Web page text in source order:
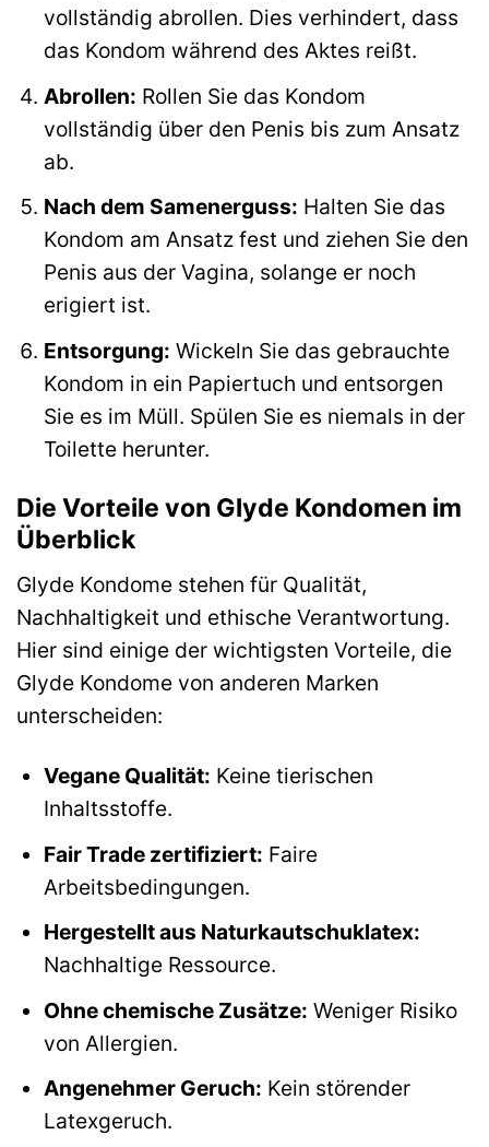
vollständig abrollen. Dies verhindert, dass
das Kondom während des Aktes reißt.
Abrollen: Rollen Sie das Kondom
vollständig über den Penis bis zum Ansatz
ab.
Nach dem Samenerguss: Halten Sie das
Kondom am Ansatz fest und ziehen Sie den
Penis aus der Vagina, solange er noch
erigiert ist.
Entsorgung: Wickeln Sie das gebrauchte
Kondom in ein Papiertuch und entsorgen
Sie es im Müll. Spülen Sie es niemals in der
Toilette herunter.
Die Vorteile von Glyde Kondomen im
Überblick
Glyde Kondome stehen für Qualität,
Nachhaltigkeit und ethische Verantwortung.
Hier sind einige der wichtigsten Vorteile, die
Glyde Kondome von anderen Marken
unterscheiden:
Vegane Qualität: Keine tierischen
Inhaltsstoffe.
Fair Trade zertifiziert: Faire
Arbeitsbedingungen.
Hergestellt aus Naturkautschuklatex:
Nachhaltige Ressource.
Ohne chemische Zusätze: Weniger Risiko
von Allergien.
Angenehmer Geruch: Kein störender
Latexgeruch.